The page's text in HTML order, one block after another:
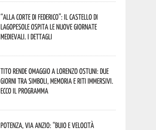
“Alla corte di Federico”: il Castello di
Lagopesole ospita le nuove Giornate
Medievali. I dettagli
Tito rende omaggio a Lorenzo Ostuni: due
giorni tra simboli, memoria e riti immersivi.
Ecco il programma
Potenza, Via Anzio: “Buio e velocità